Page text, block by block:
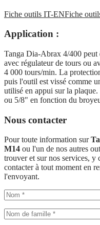
Fiche outils IT-ENFiche
Application :
Tanga Dia-Abrax 4/400 peut
avec régulateur de tours ou
4 000 tours/min. La
puis l'outil est vissé comme
utilisé en appui sur la
ou 5/8" en fonction du
Nous contacter
Pour toute information sur
M14 ou l'un de nos autres
trouver et sur nos services, y
contacter à tout moment en
l'envoyant.